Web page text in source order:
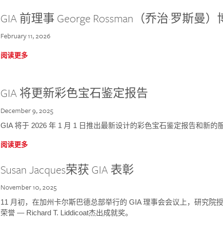
GIA 前理事 George Rossman（乔治·罗斯曼
February 11, 2026
阅读更多
GIA 将更新彩色宝石鉴定报告
December 9, 2025
GIA 将于 2026 年 1 月 1 日推出最新设计的彩色宝石鉴定报告和新的服
阅读更多
Susan Jacques荣获 GIA 表彰
November 10, 2025
11 月初，在加州卡尔斯巴德总部举行的 GIA 理事会会议上，研究院
荣誉 — Richard T. Liddicoat杰出成就奖。